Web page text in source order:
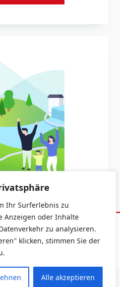
Ihr Surferlebnis zu
Anzeigen oder Inhalte
zu analysieren.
klicken, stimmen Sie der
Alle akzeptieren
Impressum
Theme